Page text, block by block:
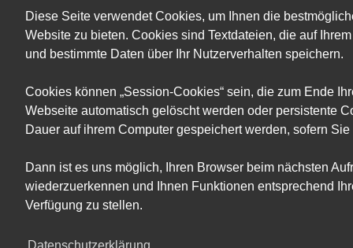
Diese Seite verwendet Cookies, um Ihnen die
Website zu bieten. Cookies sind Textdateien, die auf
und bestimmte Daten über Ihr Nutzerverhalten speichern.
Cookies können „Session-Cookies“ sein, die zum Ende
Webseite automatisch gelöscht werden oder persistente
Dauer auf ihrem Computer gespeichert werden, sofern
Dann ist es uns möglich, Ihren Browser beim nächsten
wiederzuerkennen und Ihnen Funktionen entsprechend
Verfügung zu stellen.
Datenschutzerklärung